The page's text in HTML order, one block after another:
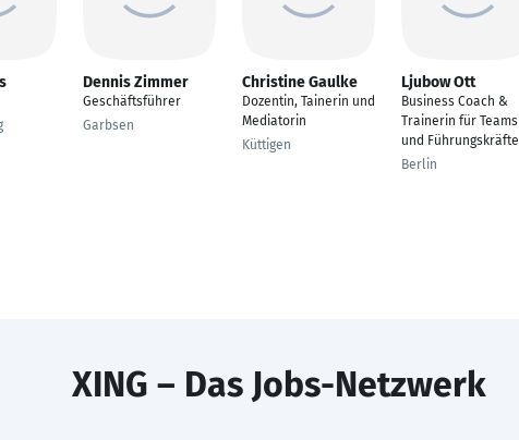
Dennis Zimmer
Geschäftsführer
Garbsen
Christine Gaulke
Dozentin, Tainerin und
Mediatorin
Küttigen
Ljubow Ott
Business Coach &
Trainerin für Teams
und Führungskräfte
Berlin
XING – Das Jobs-Netzwerk